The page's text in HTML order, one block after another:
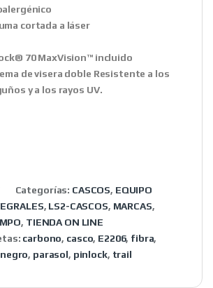
cortada a láser
70 MaxVision™ incluido
de visera doble Resistente a los
y a los rayos UV.
Categorías: CASCOS, EQUIPO
, LS2-CASCOS, MARCAS,
, TIENDA ON LINE
carbono, casco, E2206, fibra,
negro, parasol, pinlock, trail